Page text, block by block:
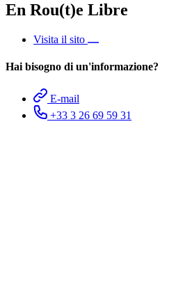
En Rou(t)e Libre
Visita il sito
Hai bisogno di un'informazione?
E-mail
+33 3 26 69 59 31